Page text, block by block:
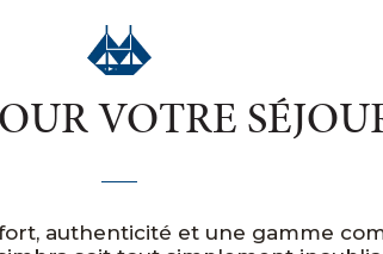
VOTRE
authenticité et une gamme